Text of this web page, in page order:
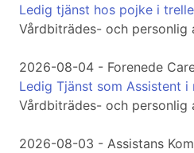
Ledig tjänst hos pojke i
Vårdbiträdes- och personlig
2026-08-04 - Forenede
Ledig Tjänst som Assistent
Vårdbiträdes- och personlig
2026-08-03 - Assistans